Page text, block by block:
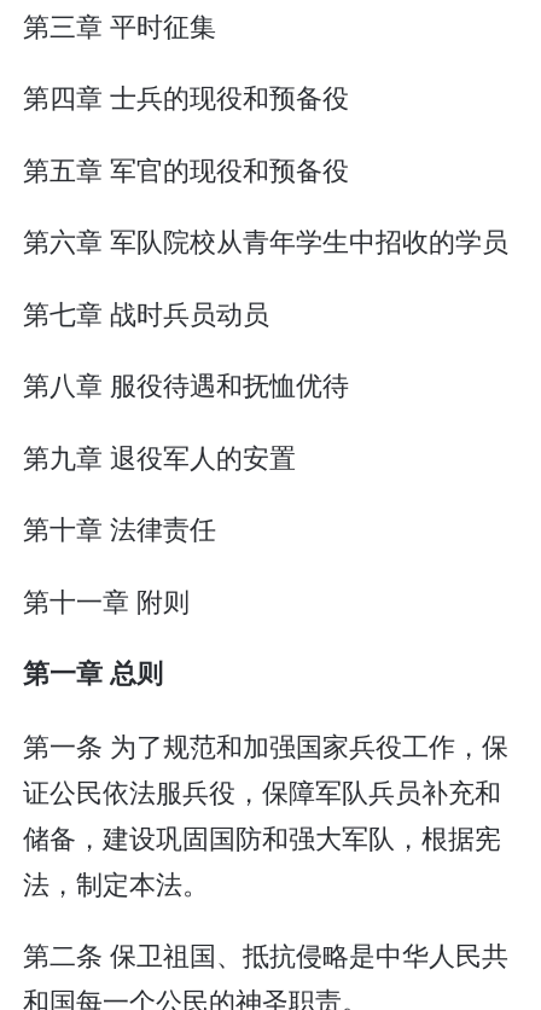
第三章 平时征集
第四章 士兵的现役和预备役
第五章 军官的现役和预备役
第六章 军队院校从青年学生中招收的学员
第七章 战时兵员动员
第八章 服役待遇和抚恤优待
第九章 退役军人的安置
第十章 法律责任
第十一章 附则
第一章 总则
第一条 为了规范和加强国家兵役工作，保
证公民依法服兵役，保障军队兵员补充和
储备，建设巩固国防和强大军队，根据宪
法，制定本法。
第二条 保卫祖国、抵抗侵略是中华人民共
和国每一个公民的神圣职责。